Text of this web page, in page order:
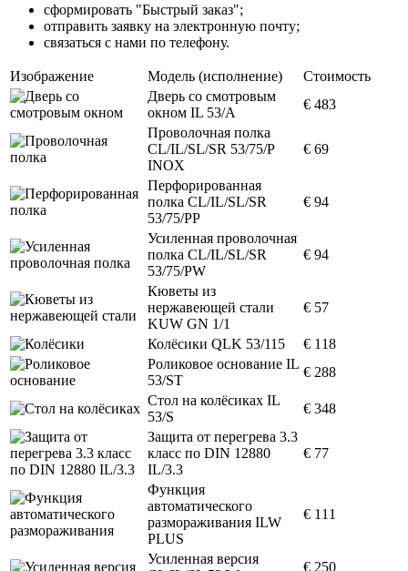
сформировать "Быстрый заказ";
отправить заявку на электронную почту;
связаться с нами по телефону.
Изображение Модель (исполнение)
Стоимость
Дверь со смотровым
окном IL 53/A
€ 483
Проволочная полка
CL/IL/SL/SR 53/75/P
INOX
€ 69
Перфорированная
полка CL/IL/SL/SR
53/75/PP
€ 94
Усиленная проволочная
полка CL/IL/SL/SR
53/75/PW
€ 94
Кюветы из
нержавеющей стали
KUW GN 1/1
€ 57
Колёсики QLK 53/115
€ 118
Роликовое основание IL
53/ST
€ 288
Стол на колёсиках IL
53/S
€ 348
Защита от перегрева 3.3
класс по DIN 12880
IL/3.3
€ 77
Функция
автоматического
размораживания ILW
PLUS
€ 111
Усиленная версия
€ 250